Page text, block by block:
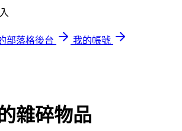
部落格後台
我的帳號
雜碎物品